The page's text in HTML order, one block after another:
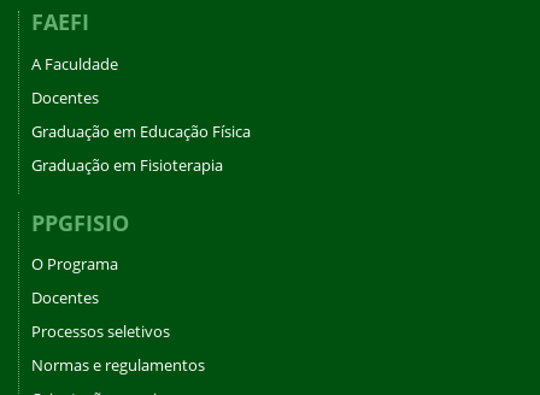
FAEFI
A Faculdade
Docentes
Graduação em Educação Física
Graduação em Fisioterapia
PPGFISIO
O Programa
Docentes
Processos seletivos
Normas e regulamentos